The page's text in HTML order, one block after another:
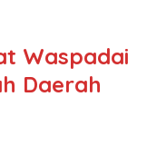
Waspadai
Daerah